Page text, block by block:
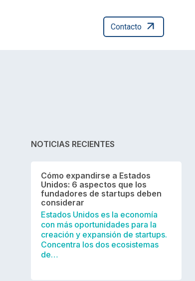
Contacto
NOTICIAS RECIENTES
Cómo expandirse a Estados
Unidos: 6 aspectos que los
fundadores de startups deben
considerar
Estados Unidos es la economía
con más oportunidades para la
creación y expansión de startups.
Concentra los dos ecosistemas
de…